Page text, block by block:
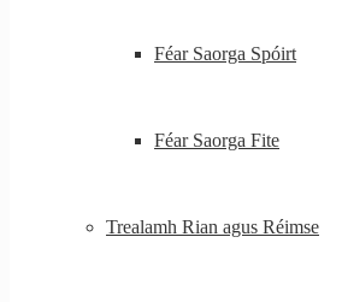
Féar Saorga Spóirt
Féar Saorga Fite
Trealamh Rian agus Réimse